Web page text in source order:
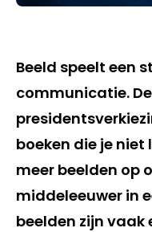
Beeld speelt een
communicatie.
boeken die je niet
meer beelden op
middeleeuwer in
beelden zijn vaak